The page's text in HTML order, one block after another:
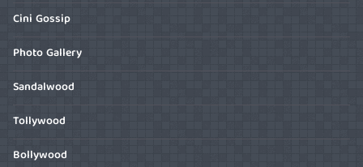
Cini Gossip
Photo Gallery
Sandalwood
Tollywood
Bollywood